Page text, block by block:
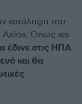
κατάληψη του
Όπως και
έδινε στις ΗΠΑ
και θα